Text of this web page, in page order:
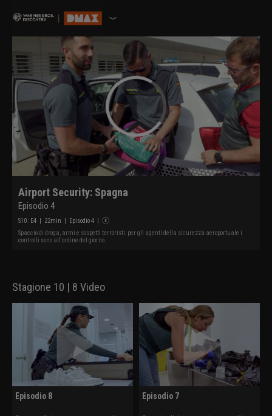
Airport Security: Spagna
Episodio 4
S10 : E4 | 22min | Episodio 4 |
Spaccio di droga, armi e sospetti terroristi: per gli agenti della sicurezza aeroportuale i
controlli sono all'ordine del giorno.
Stagione 10 | 8 Video
Episodio 8 Episodio 7